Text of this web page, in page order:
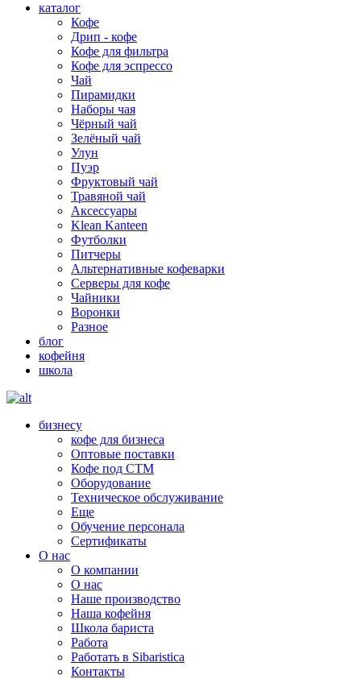
каталог
Кофе
Дрип - кофе
Кофе для фильтра
Кофе для эспрессо
Чай
Пирамидки
Наборы чая
Чёрный чай
Зелёный чай
Улун
Пуэр
Фруктовый чай
Травяной чай
Аксессуары
Klean Kanteen
Футболки
Питчеры
Альтернативные кофеварки
Серверы для кофе
Чайники
Воронки
Разное
блог
кофейня
школа
бизнесу
кофе для бизнеса
Оптовые поставки
Кофе под СТМ
Оборудование
Техническое обслуживание
Еще
Обучение персонала
Сертификаты
О нас
O компании
О нас
Наше производство
Наша кофейня
Школа бариста
Работа
Работать в Sibaristica
Контакты